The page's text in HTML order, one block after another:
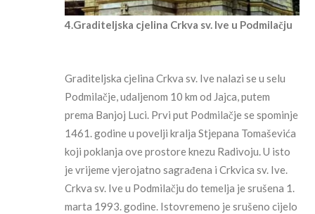
4.Graditeljska cjelina Crkva sv. Ive u Podmilačju
Graditeljska cjelina Crkva sv. Ive nalazi se u selu
Podmilačje, udaljenom 10 km od Jajca, putem
prema Banjoj Luci. Prvi put Podmilačje se spominje
1461. godine u povelji kralja Stjepana Tomaševića
koji poklanja ove prostore knezu Radivoju. U isto
je vrijeme vjerojatno sagrađena i Crkvica sv. Ive.
Crkva sv. Ive u Podmilačju do temelja je srušena 1.
marta 1993. godine. Istovremeno je srušeno cijelo